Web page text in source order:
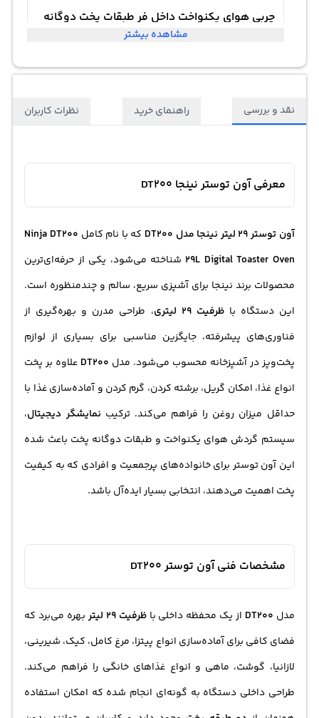
چربی هوای یکنواخت داخل فر طبقات پخت دوگانه
مشاهده بیشتر
نقد و بررسی راهنمای خرید نظرات کاربران
معرفی آون توستر نینجا DT200
آون توستر29 لیتر نینجا مدل DT200 که با نام کامل Ninja DT200
29L Digital Toaster Oven شناخته می‌شود، یکی از حرفه‌ای‌ترین
محصولات برند نینجا برای آشپزی سریع، سالم و چندمنظوره است.
این دستگاه باظرفیت 29 لیتری
، طراحی مدرن و بهره‌گیری از
فناوری‌های پیشرفته، جایگزین مناسبی برای بسیاری از لوازم
پخت‌وپز در آشپزخانه محسوب می‌شود. مدل DT200 علاوه بر پخت
انواع غذا، امکان گریل، برشته کردن، گرم کردن و آماده‌سازی غذا با
حداقل میزان روغن را فراهم می‌کند. ترکیب نمایشگر دیجیتال،
سیستم گردش هوای یکنواخت و طبقات دوگانه پخت باعث شده
این آونتوستربرای خانواده‌های پرجمعیت و افرادی که به کیفیت
پخت اهمیت می‌دهند، انتخابی بسیار ایده‌آل باشد.
مشخصات فنی آون توستر DT200
مدل DT200 از یک محفظه داخلی باظرفیت 29 لیتر
بهره می‌برد که
فضای کافی برای آماده‌سازی انواع پیتزا، مرغ کامل، کیک، شیرینی،
لازانیا، گوشت، ماهی و انواع غذاهای خانگی را فراهم می‌کند.
طراحی داخلی دستگاه به گونه‌ای انجام شده که امکان استفاده